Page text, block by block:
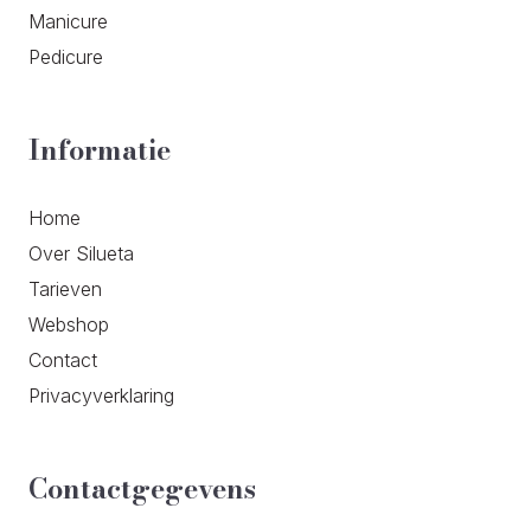
Manicure
Pedicure
Informatie
Home
Over Silueta
Tarieven
Webshop
Contact
Privacyverklaring
Contactgegevens